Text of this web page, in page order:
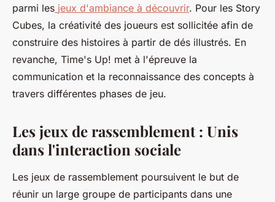
parmi les jeux d'ambiance à découvrir. Pour les Story
Cubes, la créativité des joueurs est sollicitée afin de
construire des histoires à partir de dés illustrés. En
revanche, Time's Up! met à l'épreuve la
communication et la reconnaissance des concepts à
travers différentes phases de jeu.
Les jeux de rassemblement : Unis
dans l'interaction sociale
Les jeux de rassemblement poursuivent le but de
réunir un large groupe de participants dans une